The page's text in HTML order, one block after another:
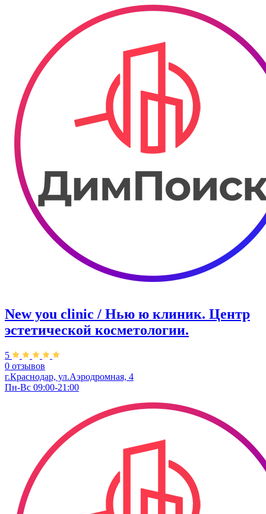
New you clinic / Нью ю клиник. ​Центр
эстетической косметологии.
5
0 отзывов
г.Краснодар, ул.Аэродромная, 4
Пн-Вс 09:00-21:00